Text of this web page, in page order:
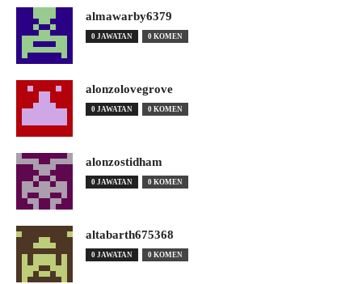
almawarby6379
0 JAWATAN 0 KOMEN
alonzolovegrove
0 JAWATAN 0 KOMEN
alonzostidham
0 JAWATAN 0 KOMEN
altabarth675368
0 JAWATAN 0 KOMEN